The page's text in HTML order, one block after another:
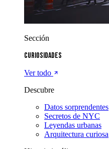
Sección
Curiosidades
Ver todo
Descubre
Datos sorprendentes
Secretos de NYC
Leyendas urbanas
Arquitectura curiosa